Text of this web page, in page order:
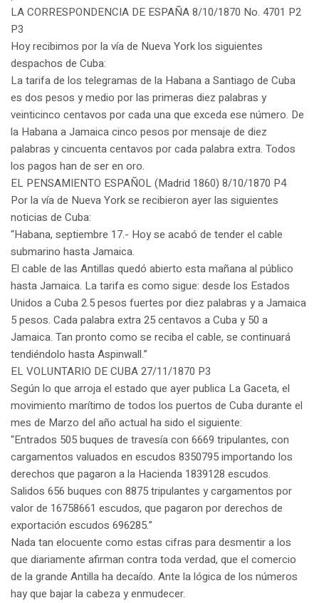
LA CORRESPONDENCIA DE ESPAÑA 8/10/1870 No. 4701 P2
P3
Hoy recibimos por la vía de Nueva York los siguientes
despachos de Cuba:
La tarifa de los telegramas de la Habana a Santiago de Cuba
es dos pesos y medio por las primeras diez palabras y
veinticinco centavos por cada una que exceda ese número. De
la Habana a Jamaica cinco pesos por mensaje de diez
palabras y cincuenta centavos por cada palabra extra. Todos
los pagos han de ser en oro.
EL PENSAMIENTO ESPAÑOL (Madrid 1860) 8/10/1870 P4
Por la vía de Nueva York se recibieron ayer las siguientes
noticias de Cuba:
“Habana, septiembre 17.- Hoy se acabó de tender el cable
submarino hasta Jamaica.
El cable de las Antillas quedó abierto esta mañana al público
hasta Jamaica. La tarifa es como sigue: desde los Estados
Unidos a Cuba 2.5 pesos fuertes por diez palabras y a Jamaica
5 pesos. Cada palabra extra 25 centavos a Cuba y 50 a
Jamaica. Tan pronto como se reciba el cable, se continuará
tendiéndolo hasta Aspinwall.”
EL VOLUNTARIO DE CUBA 27/11/1870 P3
Según lo que arroja el estado que ayer publica La Gaceta, el
movimiento marítimo de todos los puertos de Cuba durante el
mes de Marzo del año actual ha sido el siguiente:
“Entrados 505 buques de travesía con 6669 tripulantes, con
cargamentos valuados en escudos 8350795 importando los
derechos que pagaron a la Hacienda 1839128 escudos.
Salidos 656 buques con 8875 tripulantes y cargamentos por
valor de 16758661 escudos, que pagaron por derechos de
exportación escudos 696285.”
Nada tan elocuente como estas cifras para desmentir a los
que diariamente afirman contra toda verdad, que el comercio
de la grande Antilla ha decaído. Ante la lógica de los números
hay que bajar la cabeza y enmudecer.